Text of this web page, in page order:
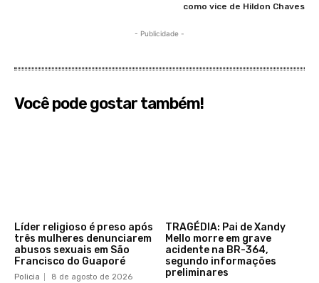
como vice de Hildon Chaves
- Publicidade -
Você pode gostar também!
Líder religioso é preso após
três mulheres denunciarem
abusos sexuais em São
Francisco do Guaporé
Policia 8 de agosto de 2026
TRAGÉDIA: Pai de Xandy
Mello morre em grave
acidente na BR-364,
segundo informações
preliminares